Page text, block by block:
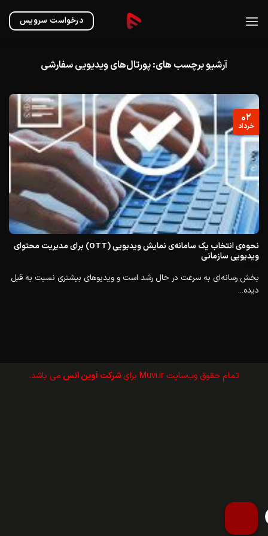
درخواست سرویس
آرشیو برچسب های:پورتال‌های ویدیویی سفارشی
نحوه‌ی انتخاب یک سامانه‌ی نمایش ویدیویی (OTT) برای مدیریت محتوای
ویدیویی سازمانی
بخش رسانه‌ای به سرعت در حال رشد است و ویدیوهای بیشتری نسبت به قبل
دیده...
۰۲
خرداد
تمام حقوق وب‌سايت Muvi.ir برای شرکت آوین انس می باشد.